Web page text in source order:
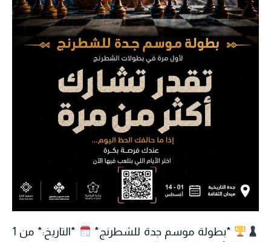
*بطولة موسم جدة للشطرنج*
*التاريخ:* من 1